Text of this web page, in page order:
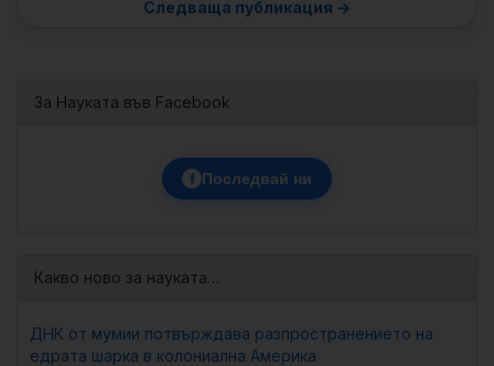
За Науката във Facebook
f Последвай ни
Какво ново за науката…
ДНК от мумии потвърждава разпространението на
едрата шарка в колониална Америка